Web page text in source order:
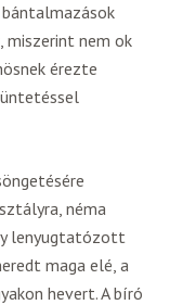
nem ok
érezte
néma
lenyugtatózott
maga elé, a
hevert. A bíró